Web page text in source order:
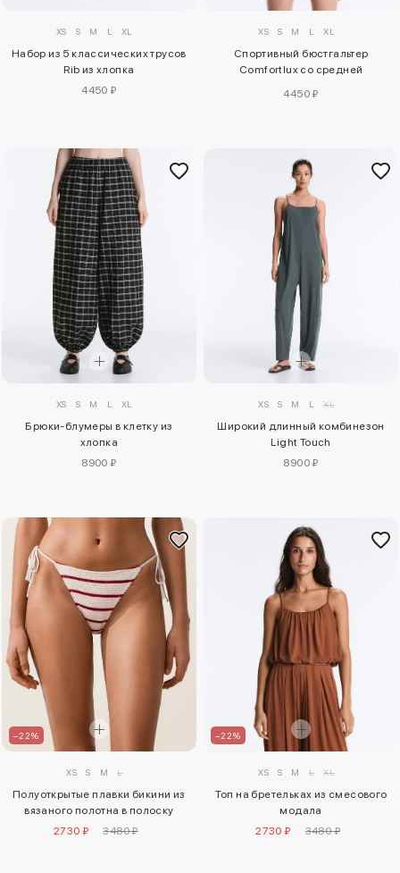
XS S M L XL
Набор из 5 классических трусов
Rib из хлопка
4450 ₽
XS S M L XL
Спортивный бюстгальтер
Comfortlux со средней
4450 ₽
XS S M L XL
Брюки-блумеры в клетку из
хлопка
8900 ₽
XS S M L XL
Широкий длинный комбинезон
Light Touch
8900 ₽
–22%
XS S M L
Полуоткрытые плавки бикини из
вязаного полотна в полоску
2730 ₽
3480 ₽
–22%
XS S M L XL
Топ на бретельках из смесового
модала
2730 ₽
3480 ₽